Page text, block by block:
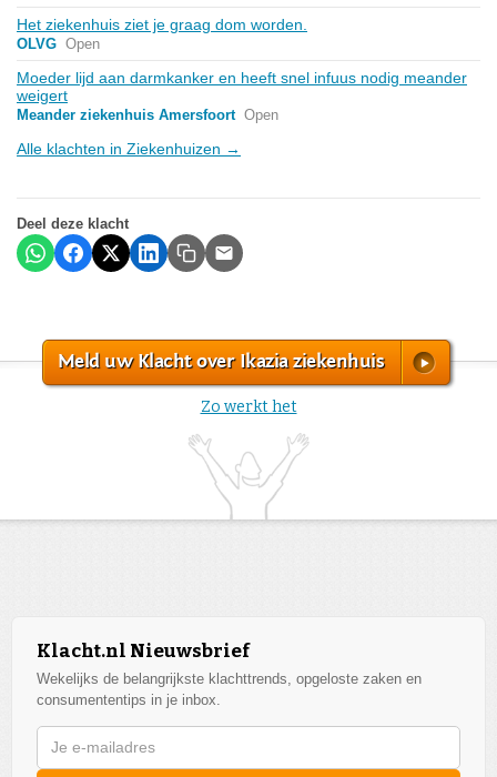
Het ziekenhuis ziet je graag dom worden.
OLVG Open
Moeder lijd aan darmkanker en heeft snel infuus nodig meander
weigert
Meander ziekenhuis Amersfoort Open
Alle klachten in Ziekenhuizen →
Deel deze klacht
Meld uw Klacht over Ikazia ziekenhuis
Zo werkt het
Klacht.nl Nieuwsbrief
Wekelijks de belangrijkste klachttrends, opgeloste zaken en
consumententips in je inbox.